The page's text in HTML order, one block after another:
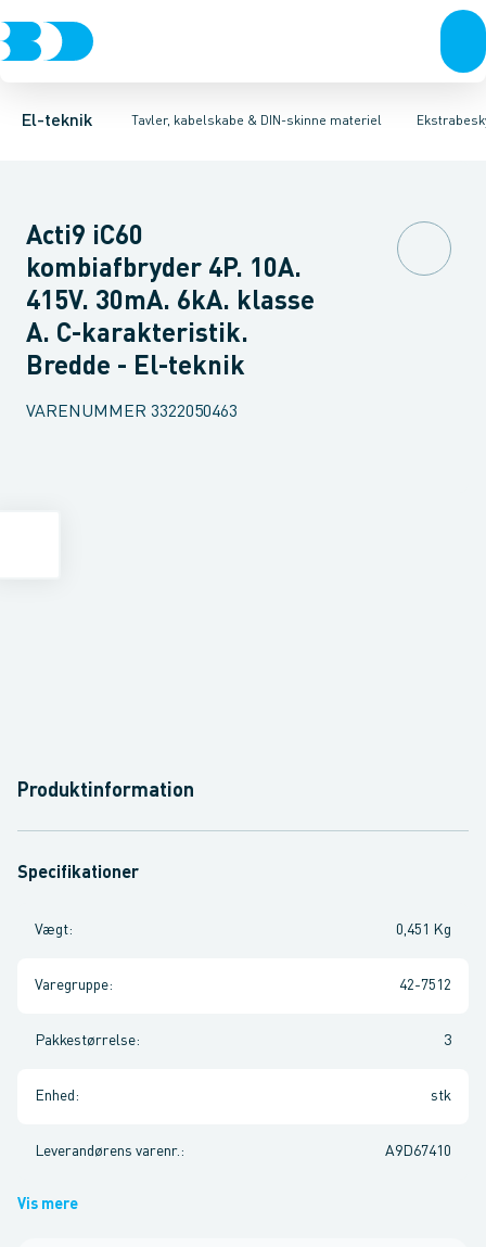
El-teknik Tavler, kabelskabe & DIN-skinne materiel
Afbrydere, stikkontakter & lampeudtagForgreningsmateriel
Tavler, kapsling og rackskabe Fordelings-/byggepladstavler
KombiafbryderFejlstrømsmodulNeozed D0 sikringselement
Acti9 iC60
kombiafbryder 4P. 10A.
415V. 30mA. 6kA. klasse
A. C-karakteristik.
Bredde - El-teknik
VARENUMMER 3322050463
Produktinformation
Specifikationer
Vægt: 0,451 Kg
Varegruppe: 42-7512
Pakkestørrelse: 3
Enhed : stk
Leverandørens varenr. : A9D67410
Vis mere